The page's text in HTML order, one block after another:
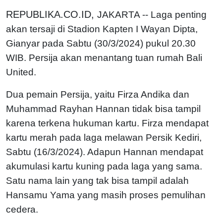
REPUBLIKA.CO.ID, JAKARTA -- Laga penting
akan tersaji di Stadion Kapten I Wayan Dipta,
Gianyar pada Sabtu (30/3/2024) pukul 20.30
WIB. Persija akan menantang tuan rumah Bali
United.
Dua pemain Persija, yaitu Firza Andika dan
Muhammad Rayhan Hannan tidak bisa tampil
karena terkena hukuman kartu. Firza mendapat
kartu merah pada laga melawan Persik Kediri,
Sabtu (16/3/2024). Adapun Hannan mendapat
akumulasi kartu kuning pada laga yang sama.
Satu nama lain yang tak bisa tampil adalah
Hansamu Yama yang masih proses pemulihan
cedera.